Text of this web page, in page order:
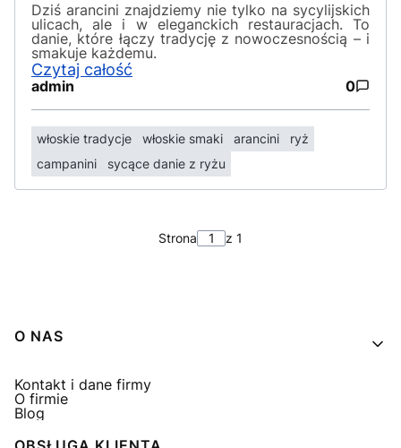
Dziś arancini znajdziemy nie tylko na sycylijskich
ulicach, ale i w eleganckich restauracjach. To
danie, które łączy tradycję z nowoczesnością – i
smakuje każdemu.
Czytaj całość
admin 0
włoskie tradycje włoskie smaki arancini
ryż
campanini
sycące danie z ryżu
Strona z 1
Linki w stopce
O NAS
Kontakt i dane firmy
O firmie
Blog